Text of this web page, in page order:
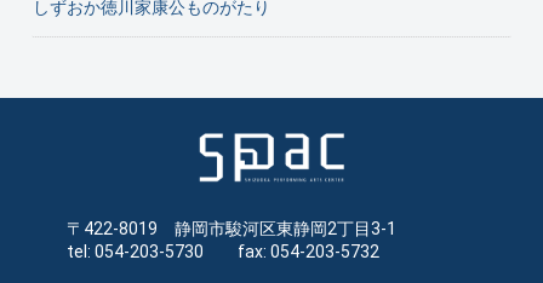
しずおか徳川家康公ものがたり
〒422-8019 静岡市駿河区東静岡2丁目3-1
tel: 054-203-5730 fax: 054-203-5732